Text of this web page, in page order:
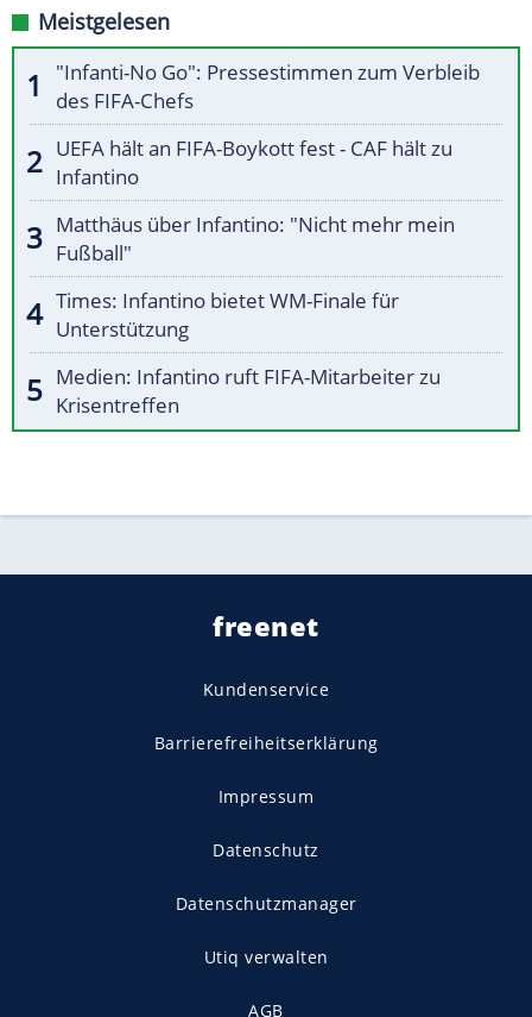
Meistgelesen
"Infanti-No Go": Pressestimmen zum Verbleib
des FIFA-Chefs
UEFA hält an FIFA-Boykott fest - CAF hält zu
Infantino
Matthäus über Infantino: "Nicht mehr mein
Fußball"
Times: Infantino bietet WM-Finale für
Unterstützung
Medien: Infantino ruft FIFA-Mitarbeiter zu
Krisentreffen
freenet
Kundenservice
Barrierefreiheitserklärung
Impressum
Datenschutz
Datenschutzmanager
Utiq verwalten
AGB